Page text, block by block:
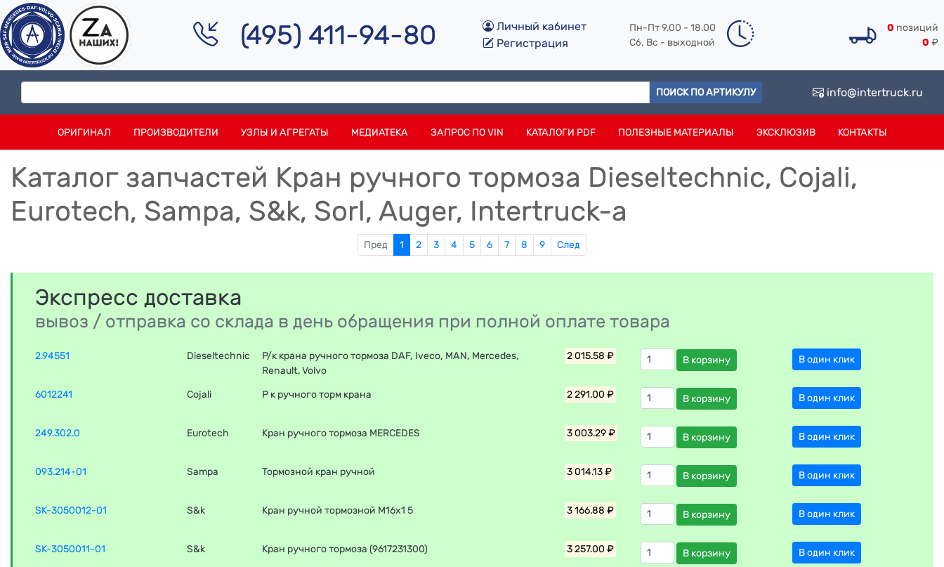
(495) 411-94-80
Личный кабинет
Регистрация
Пн-Пт 9.00 - 18.00
Сб, Вс - выходной
0 позиций
0 ₽
ПОИСК ПО АРТИКУЛУ info@intertruck.ru
ОРИГИНАЛ ПРОИЗВОДИТЕЛИ УЗЛЫ И АГРЕГАТЫ МЕДИАТЕКА ЗАПРОС ПО VIN КАТАЛОГИ PDF ПОЛЕЗНЫЕ МАТЕРИАЛЫ ЭКСКЛЮЗИВ КОНТАКТЫ
Каталог запчастей Кран ручного тормоза Dieseltechnic, Cojali,
Eurotech, Sampa, S&k, Sorl, Auger, Intertruck-a
Пред 1 2 3 4 5 6 7 8 9 След
Экспресс доставка
вывоз / отправка со склада в день обращения при полной оплате товара
2.94551 Dieseltechnic
Р/к крана ручного тормоза DAF, Iveco, MAN, Mercedes,
Renault, Volvo
2 015.58 ₽ В корзину В один клик
6012241 Cojali Р к ручного торм крана 2 291.00 ₽ В корзину В один клик
249.302.0 Eurotech Кран ручного тормоза MERCEDES 3 003.29 ₽ В корзину В один клик
093.214-01 Sampa Тормозной кран ручной 3 014.13 ₽ В корзину В один клик
SK-3050012-01 S&k Кран ручной тормозной M16x1 5 3 166.88 ₽ В корзину В один клик
SK-3050011-01 S&k Кран ручного тормоза (9617231300) 3 257.00 ₽ В корзину В один клик